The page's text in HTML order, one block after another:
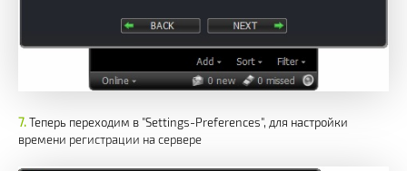
Теперь переходим в "Settings-Preferences", для настройки
времени регистрации на сервере